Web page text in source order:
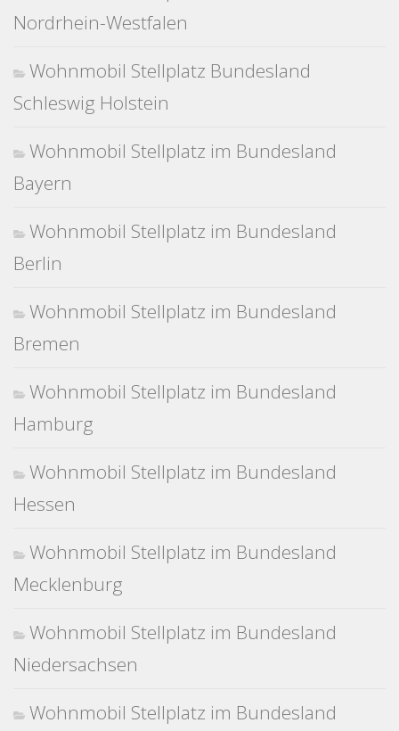
Nordrhein-Westfalen
Wohnmobil Stellplatz Bundesland
Schleswig Holstein
Wohnmobil Stellplatz im Bundesland
Bayern
Wohnmobil Stellplatz im Bundesland
Berlin
Wohnmobil Stellplatz im Bundesland
Bremen
Wohnmobil Stellplatz im Bundesland
Hamburg
Wohnmobil Stellplatz im Bundesland
Hessen
Wohnmobil Stellplatz im Bundesland
Mecklenburg
Wohnmobil Stellplatz im Bundesland
Niedersachsen
Wohnmobil Stellplatz im Bundesland